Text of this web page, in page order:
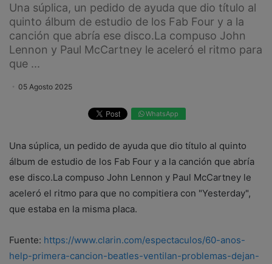
Una súplica, un pedido de ayuda que dio título al
quinto álbum de estudio de los Fab Four y a la
canción que abría ese disco.La compuso John
Lennon y Paul McCartney le aceleró el ritmo para
que ...
05 Agosto 2025
WhatsApp
Una súplica, un pedido de ayuda que dio título al quinto
álbum de estudio de los Fab Four y a la canción que abría
ese disco.La compuso John Lennon y Paul McCartney le
aceleró el ritmo para que no compitiera con "Yesterday",
que estaba en la misma placa.
Fuente: https://www.clarin.com/espectaculos/60-anos-
help-primera-cancion-beatles-ventilan-problemas-dejan-